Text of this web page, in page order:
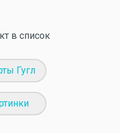
в список
Гугл